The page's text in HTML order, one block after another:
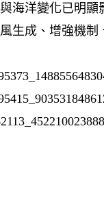
洋變化已明
成、增強機